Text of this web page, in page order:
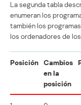
La segunda tabla
enumeran los
también los
los ordenadores de
Posición Cambios
en la
posición